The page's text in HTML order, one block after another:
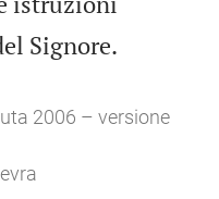
Signore.
2006 – versione